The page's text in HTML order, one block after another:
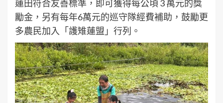
蓮田符合友善標準，即可獲得每公頃 3 萬元的獎
勵金，另有每年6萬元的巡守隊經費補助，鼓勵更
多農民加入「護雉蓮盟」行列。